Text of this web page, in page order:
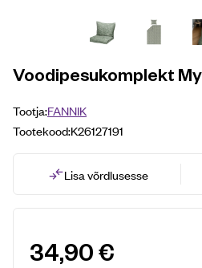
Voodipesukomplekt
Tootja:FANNIK
Tootekood:K26127191
Lisa võrdlusesse
34,90€